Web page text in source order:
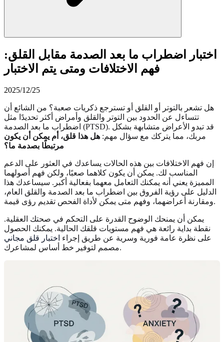
اختبار اضطراب ما بعد الصدمة مقابل القلق:
فهم الاختلافات ومتى يتم الاختبار
2025/12/25
هل تشعر بالتوتر أو القلق أو تسترجع ذكريات صعبة؟ من الشائع أن
تتساءل عن الحدود بين التوتر والقلق وأمراض أكثر تحديدًا مثل
اضطراب ما بعد الصدمة (PTSD). قد تبدو الأعراض متشابهة بشكل
مربك، مما يتركك مع سؤال مهم: هل هذا قلق، أم يمكن أن يكون
مرتبطًا بصدمة ما؟
إن فهم الاختلافات بين هذه الحالات يساعدك في العثور على الدعم
المناسب لك. يمكن أن يكون كلاهما صعبًا، ولكن فهم أصولهما
المميزة يعني أنه يمكنك التعامل معهما بفعالية أكبر. سيساعدك هذا
الدليل على رؤية الفروق بين اضطراب ما بعد الصدمة والقلق العام،
ومقارنة أعراضهما، وفهم متى يمكن لأداة الفحص تقديم رؤى قيمة.
يمكن أن يمنحك الوضوح القدرة على التحكم في صحتك العقلية.
نقطة بداية رائعة هي فهم مستويات قلقك الحالية. يمكنك الحصول
على نظرة عامة فورية وسرية عن طريق إجراء اختبار قلق مجاني
مصمم لتوفير خط أساس لمشاعرك.